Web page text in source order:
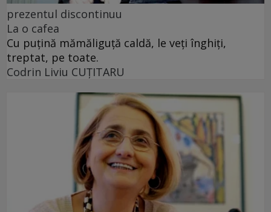
prezentul discontinuu
La o cafea
Cu puţină mămăliguţă caldă, le veţi înghiţi,
treptat, pe toate.
Codrin Liviu CUŢITARU